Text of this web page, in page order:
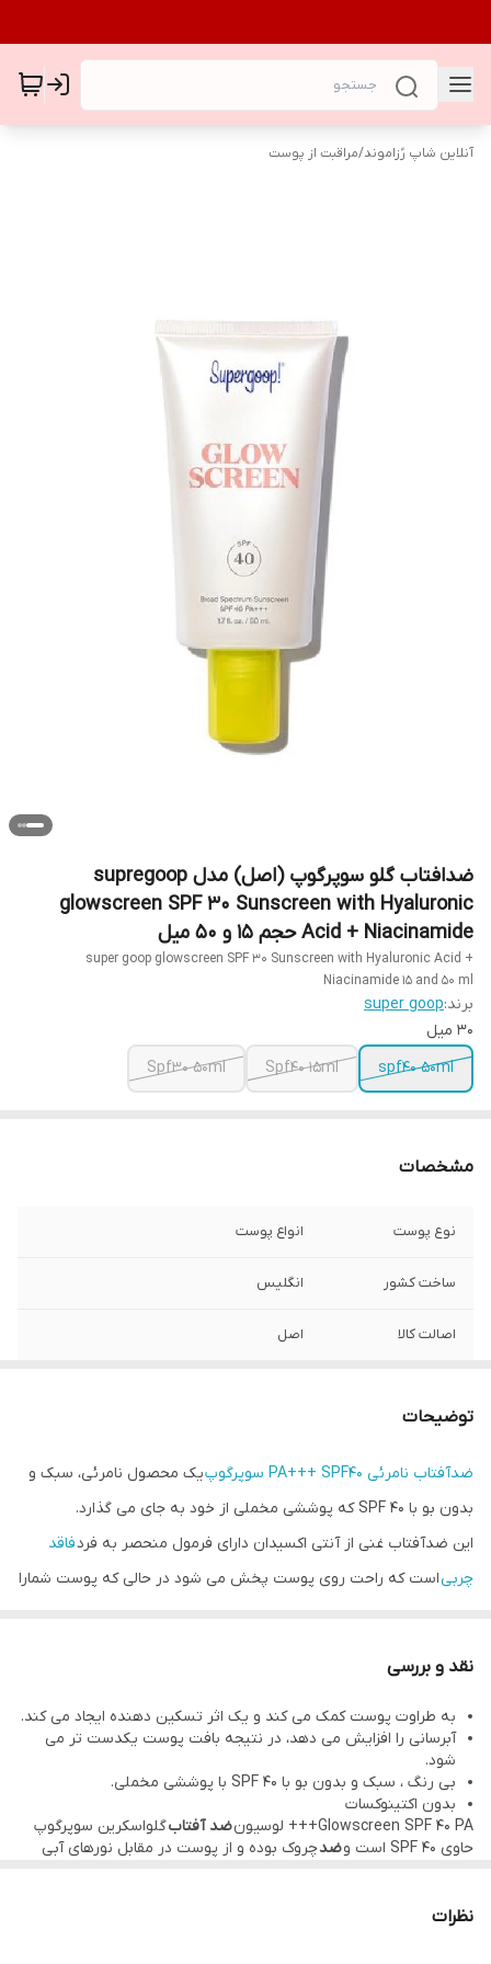
آنلاین شاپ رُزاموند/مراقبت از پوست
ضدافتاب گلو سوپرگوپ (اصل) مدل supregoop
glowscreen SPF 30 Sunscreen with Hyaluronic
Acid + Niacinamide حجم 15 و 50 میل
super goop glowscreen SPF 30 Sunscreen with Hyaluronic Acid +
Niacinamide 15 and 50 ml
برند:super goop
۳۰ میل
spf40 50ml
Spf40 15ml
Spf30 50ml
مشخصات
نوع پوست انواع پوست
ساخت کشور انگلیس
اصالت کالا اصل
توضیحات
ضدآفتاب نامرئی PA+++ SPF40 سوپرگوپ
یک محصول نامرئی، سبک و
بدون بو با SPF 40 که پوششی مخملی از خود به جای می گذارد.
این ضدآفتاب غنی از آنتی اکسیدان دارای فرمول منحصر به فردفاقد
چربیاست که راحت روی پوست پخش می شود در حالی که پوست شمارا
این فرمول جدید و جادویی برای پوست شما کاملا بی خطر است_ بدون
اکتینوکسات
_ همچنین شما هیچ تفاوتی در بافت و لمس با پوست
طبیعی خود مشاهده نخواهید کرد. این ضد آفتاببه طراوت پوست کمک
می کند و یک اثر تسکین دهنده ایجاد می کند. آبرسانی را افزایش می
دهد، در نتیجه بافت پوست یکدست تر می شود.حاوی
انتی
مواد تشکیل دهنده:
نقد و بررسی
به طراوت پوست کمک می کند و یک اثر تسکین دهنده ایجاد می کند.
آبرسانی را افزایش می دهد، در نتیجه بافت پوست یکدست تر می
شود.
بی رنگ ، سبک و بدون بو با SPF 40 با پوششی مخملی.
بدون اکتینوکسات
Glowscreen SPF 40 PA+++ لوسیون
ضد آفتابگلواسکرین سوپرگوپ
حاوی SPF 40 است و
ضدچروک بوده و از پوست در مقابل نورهای آبی
40 بوده و از پوست در برابر نورهای آبی حفاظت میکند.
نظرات